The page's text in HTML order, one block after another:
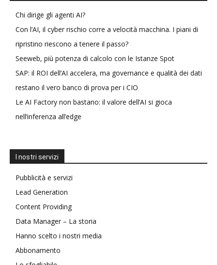
Chi dirige gli agenti AI?
Con l’AI, il cyber rischio corre a velocità macchina. I piani di
ripristino riescono a tenere il passo?
Seeweb, più potenza di calcolo con le Istanze Spot
SAP: il ROI dell’AI accelera, ma governance e qualità dei dati
restano il vero banco di prova per i CIO
Le AI Factory non bastano: il valore dell’AI si gioca
nell’inferenza all’edge
I nostri servizi
Pubblicità e servizi
Lead Generation
Content Providing
Data Manager – La storia
Hanno scelto i nostri media
Abbonamento